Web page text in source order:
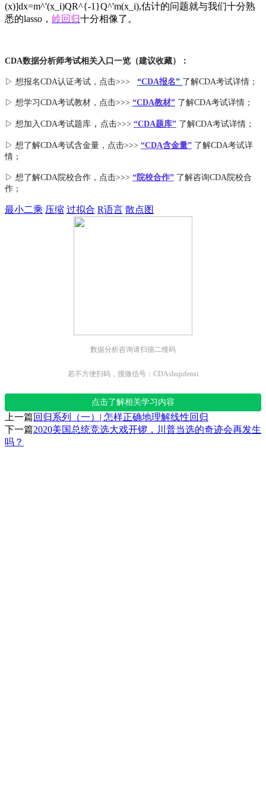
(x)]dx=m^'(x_i)QR^{-1}Q^'m(x_i),估计的问题就与我们十分熟
悉的lasso， 岭回归十分相像了。
CDA数据分析师考试相关入口一览（建议收藏）：
▷ 想报名CDA认证考试，点击>>> “CDA报名” 了解CDA考试详情；
▷ 想学习CDA考试教材，点击>>> “CDA教材” 了解CDA考试详情；
▷ 想加入CDA考试题库 ， 点击>>> “CDA题库” 了解CDA考试详情；
▷ 想了解CDA考试含金量 ，点击>>> “CDA含金量” 了解CDA考试详
情；
▷ 想了解CDA院校合作 ，点击>>> “院校合作” 了解咨询CDA院校合
作；
最小二乘 压缩 过拟合 R语言 散点图
数据分析咨询请扫描二维码
若不方便扫码，搜微信号：CDAshujufenxi
点击了解相关学习内容
上一篇回归系列（一）| 怎样正确地理解线性回归
下一篇2020美国总统竞选大戏开锣，川普当选的奇迹会再发生
吗？